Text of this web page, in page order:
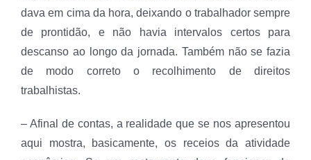
dava em cima da hora, deixando o trabalhador sempre
de prontidão, e não havia intervalos certos para
descanso ao longo da jornada. Também não se fazia
de modo correto o recolhimento de direitos
trabalhistas.
– Afinal de contas, a realidade que se nos apresentou
aqui mostra, basicamente, os receios da atividade